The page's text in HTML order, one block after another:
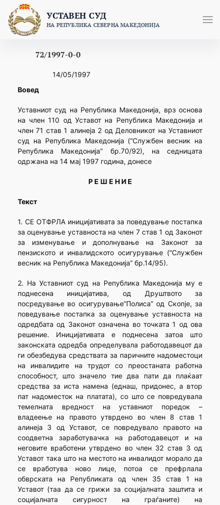
content
УСТАВЕН СУД
НА РЕПУБЛИКА СЕВЕРНА МАКЕДОНИЈА
72/1997-0-0
14/05/1997
Вовед
Уставниот суд на Република Македонија, врз основа
на член 110 од Уставот на Република Македонија и
член 71 став 1 алинеја 2 од Деловникот на Уставниот
суд на Република Македонија (“Службен весник на
Република Македонија” бр.70/92), на седницата
одржана на 14 мај 1997 година, донесе
Р Е Ш Е Н И Е
Текст
1. СЕ ОТФРЛА иницијативата за поведување постапка
за оценување уставноста на член 7 став 1 од Законот
за изменување и дополнување на Законот за
пензиското и инвалидското осигурување (“Службен
весник на Република Македонија” бр.14/95).
2. На Уставниот суд на Република Македонија му е
поднесена иницијатива, од Друштвото за
посредување во осигурување”Полиса” од Скопје, за
поведување постапка за оценување уставноста на
одредбата од Законот означена во точката 1 од ова
решение. Иницијативата е поднесена затоа што
законската одредба определувала работодавецот да
ги обезбедува средствата за паричните надоместоци
на инвалидите на трудот со преостаната работна
способност, што значело тие два пати да плаќаат
средства за иста намена (еднаш, придонес, а втор
пат надоместок на платата), со што се повредувала
темелната вредност на уставниот поредок –
владеење на правото утврдено во член 8 став 1
алинеја 3 од Уставот, се повредувало правото на
соодветна заработувачка на работодавецот и на
неговите вработени утврдено во член 32 став 3 од
Уставот така што на местото на инвалидот морало да
се вработува ново лице, потоа се префрлала
обврската на Републиката од член 35 став 1 на
Уставот (таа да се грижи за социјалната заштита и
социјалната сигурност на граѓаните) на